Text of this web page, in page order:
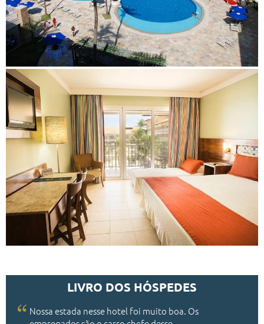
LIVRO DOS HÓSPEDES
Nossa estada nesse hotel foi muito boa. Os